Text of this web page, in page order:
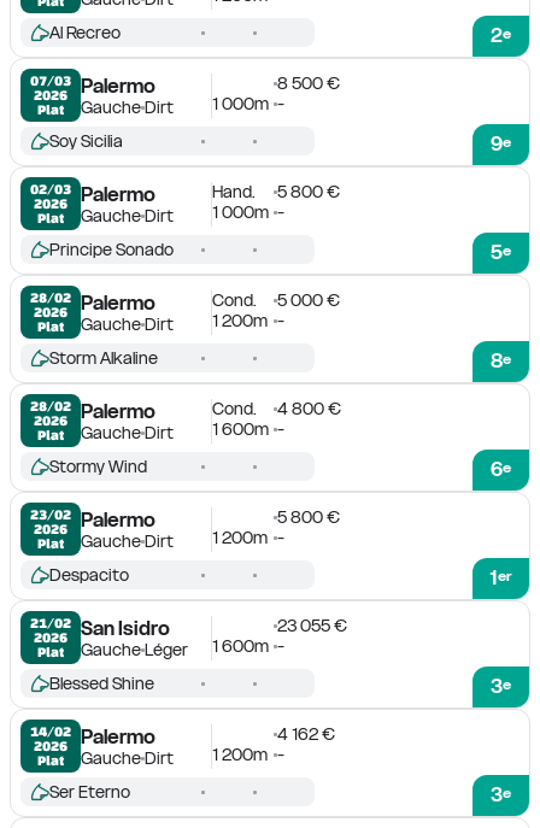
2e
Al Recreo
07/03
2026
Plat
Palermo
GaucheDirt
8 500 €
1 000m -
9e
Soy Sicilia
02/03
2026
Plat
Palermo
GaucheDirt
Hand.
5 800 €
1 000m -
5e
Principe Sonado
28/02
2026
Plat
Palermo
GaucheDirt
Cond.
5 000 €
1 200m -
8e
Storm Alkaline
28/02
2026
Plat
Palermo
GaucheDirt
Cond.
4 800 €
1 600m -
6e
Stormy Wind
23/02
2026
Plat
Palermo
GaucheDirt
5 800 €
1 200m -
1er
Despacito
21/02
2026
Plat
San Isidro
GaucheLéger
23 055 €
1 600m -
3e
Blessed Shine
14/02
2026
Plat
Palermo
GaucheDirt
4 162 €
1 200m -
3e
Ser Eterno